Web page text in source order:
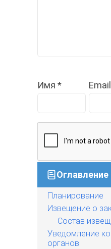
Имя * Email
Оглавление
Планирование
Извещение о
Состав
Уведомление
органов